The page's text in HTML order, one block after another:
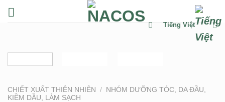
đến
Tiếng Việt
CHIẾT XUẤT THIÊN NHIÊN /
NHÓM DƯỠNG TÓC, DA ĐẦU,
KIỀM DẦU, LÀM SẠCH